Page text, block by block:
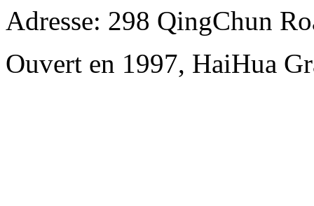
Adresse: 298 QingChun
Ouvert en 1997, HaiHua